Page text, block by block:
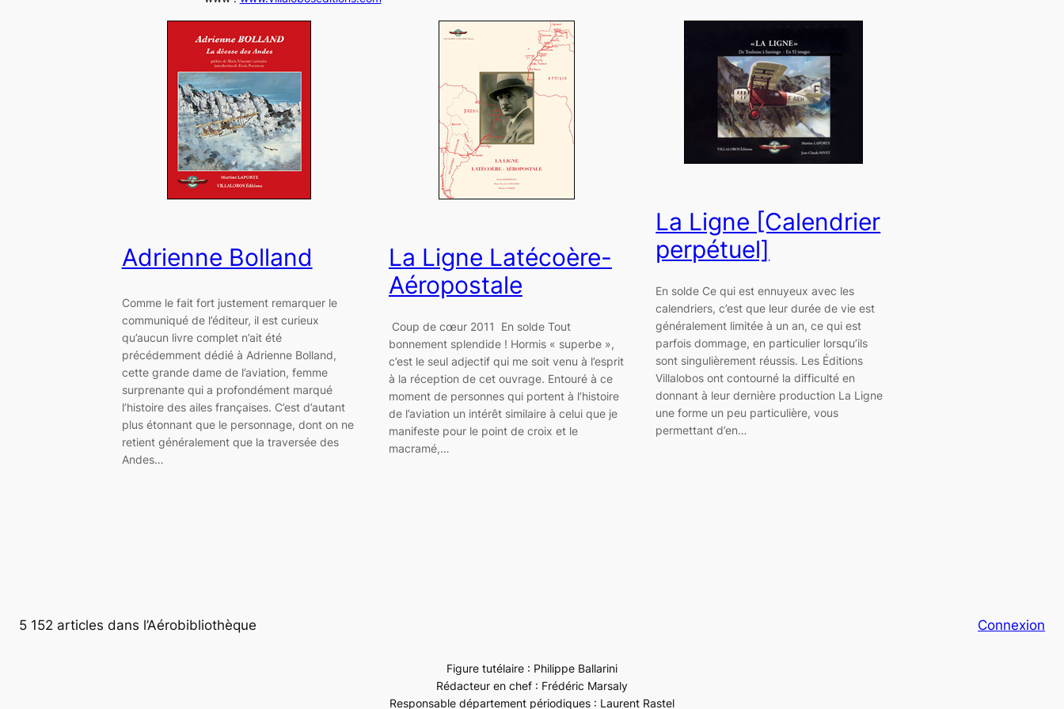
Adrienne Bolland
Comme le fait fort justement remarquer le
communiqué de l’éditeur, il est curieux
qu’aucun livre complet n’ait été
précédemment dédié à Adrienne Bolland,
cette grande dame de l’aviation, femme
surprenante qui a profondément marqué
l’histoire des ailes françaises. C’est d’autant
plus étonnant que le personnage, dont on ne
retient généralement que la traversée des
Andes…
La Ligne Latécoère-
Aéropostale
Coup de cœur 2011 En solde Tout
bonnement splendide ! Hormis « superbe »,
c’est le seul adjectif qui me soit venu à l’esprit
à la réception de cet ouvrage. Entouré à ce
moment de personnes qui portent à l’histoire
de l’aviation un intérêt similaire à celui que je
manifeste pour le point de croix et le
macramé,…
La Ligne [Calendrier
perpétuel]
En solde Ce qui est ennuyeux avec les
calendriers, c’est que leur durée de vie est
généralement limitée à un an, ce qui est
parfois dommage, en particulier lorsqu’ils
sont singulièrement réussis. Les Éditions
Villalobos ont contourné la difficulté en
donnant à leur dernière production La Ligne
une forme un peu particulière, vous
permettant d’en…
5 152 articles dans l’Aérobibliothèque Connexion
Figure tutélaire : Philippe Ballarini
Rédacteur en chef : Frédéric Marsaly
Responsable département périodiques : Laurent Rastel